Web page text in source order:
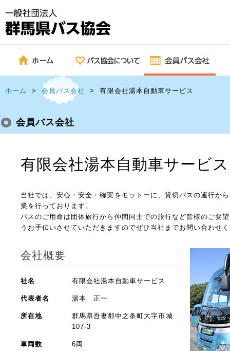
ホーム > 会員バス会社 > 有限会社湯本自動車サービス
会員バス会社
有限会社湯本自動車サービス
当社では、安心・安全・確実をモットーに、貸切バスの運行か
業を行っております。
バスのご用命は団体旅行から仲間同士での旅行など皆様のご要
うお手伝いさせていただきますのでぜひ当社までお問い合わせ
会社概要
社名 有限会社湯本自動車サービス
代表者名 湯本 正一
所在地
群馬県吾妻郡中之条町大字市城
107-3
車両数 6両